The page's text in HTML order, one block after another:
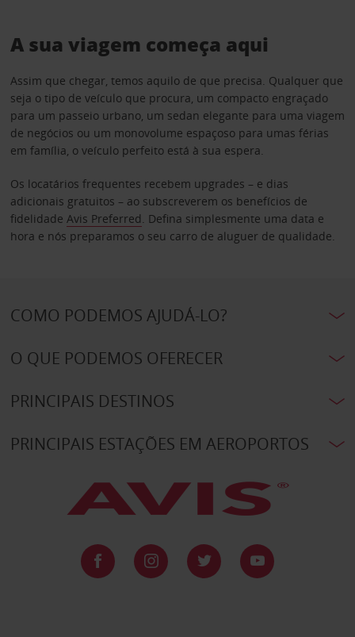
A sua viagem começa aqui
Assim que chegar, temos aquilo de que precisa. Qualquer que
seja o tipo de veículo que procura, um compacto engraçado
para um passeio urbano, um sedan elegante para uma viagem
de negócios ou um monovolume espaçoso para umas férias
em família, o veículo perfeito está à sua espera.
Os locatários frequentes recebem upgrades – e dias
adicionais gratuitos – ao subscreverem os benefícios de
fidelidade Avis Preferred. Defina simplesmente uma data e
hora e nós preparamos o seu carro de aluguer de qualidade.
COMO PODEMOS AJUDÁ-LO?
O QUE PODEMOS OFERECER
PRINCIPAIS DESTINOS
PRINCIPAIS ESTAÇÕES EM AEROPORTOS